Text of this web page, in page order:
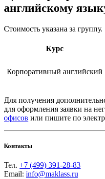
английскому
Стоимость указана за группу.
Курс
Корпоративный английский
Для получения
для оформления заявки на
офисов или пишите по
Контакты
Тел. +7 (499) 391-28-83
Email: info@maklass.ru